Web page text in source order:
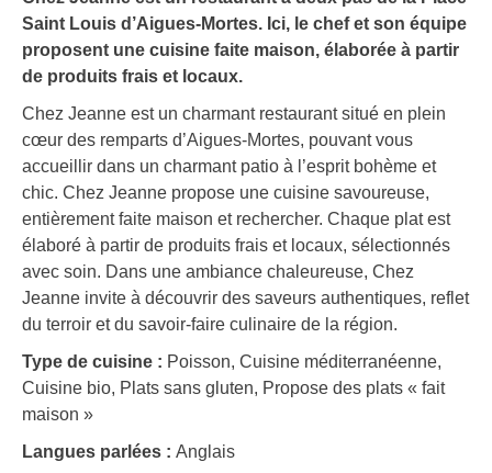
Saint Louis d’Aigues-Mortes. Ici, le chef et son équipe
proposent une cuisine faite maison, élaborée à partir
de produits frais et locaux.
Chez Jeanne est un charmant restaurant situé en plein
cœur des remparts d’Aigues-Mortes, pouvant vous
accueillir dans un charmant patio à l’esprit bohème et
chic. Chez Jeanne propose une cuisine savoureuse,
entièrement faite maison et rechercher. Chaque plat est
élaboré à partir de produits frais et locaux, sélectionnés
avec soin. Dans une ambiance chaleureuse, Chez
Jeanne invite à découvrir des saveurs authentiques, reflet
du terroir et du savoir-faire culinaire de la région.
Type de cuisine : Poisson, Cuisine méditerranéenne,
Cuisine bio, Plats sans gluten, Propose des plats « fait
maison »
Langues parlées : Anglais